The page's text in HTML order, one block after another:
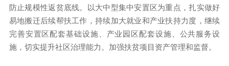
防止规模性返贫底线。以大中型集中安置区为重点，扎实做好
易地搬迁后续帮扶工作，持续加大就业和产业扶持力度，继续
完善安置区配套基础设施、产业园区配套设施、公共服务设
施，切实提升社区治理能力。加强扶贫项目资产管理和监督。